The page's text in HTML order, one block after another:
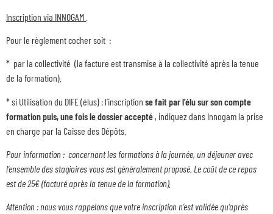
Inscription via INNOGAM
Pour le règlement cocher soit :
* par la collectivité (la facture est transmise à la collectivité après la tenue
de la formation).
* si Utilisation du DIFE (élus) : l’inscription se fait par l’élu sur son compte
formationpuis, une fois le dossier accepté , indiquez dans Innogam la prise
en charge par la Caisse des Dépôts.
Pour information : concernant les formations à la journée, un déjeuner avec
l’ensemble des stagiaires vous est généralement proposé. Le coût de ce repas
est de 25€ (facturé après la tenue de la formation).
Attention : nous vous rappelons que votre inscription n’est validée qu’après